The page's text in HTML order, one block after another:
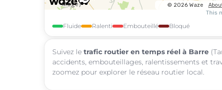
Fluide Ralenti Embouteillé Bloqué
Suivez le trafic routier en temps réel à Barre
accidents, embouteillages, ralentissements et
zoomez pour explorer le réseau routier local.